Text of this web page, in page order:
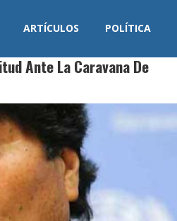
ARTÍCULOS POLÍTICA
Ante La Caravana De